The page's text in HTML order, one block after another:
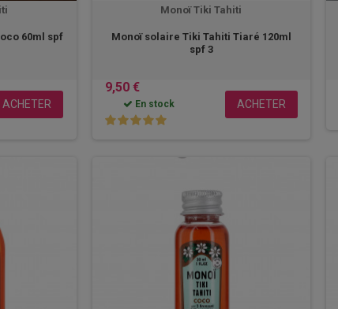
60ml spf
ACHETER
Monoï Tiki Tahiti
Monoï solaire Tiki Tahiti Tiaré 120ml
spf 3
9,50 €
En stock ACHETER